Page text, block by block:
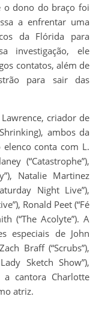
o dono do braço foi
a enfrentar uma
da Flórida para
investigação, ele
contatos, além de
para sair das
criador de
ambos da
conta com L.
(“Catastrophe”),
Natalie Martinez
Night Live”),
Ronald Peet (“Fé
(“The Acolyte”). A
especiais de John
Braff (“Scrubs”),
Sketch Show”),
a cantora Charlotte
atriz.